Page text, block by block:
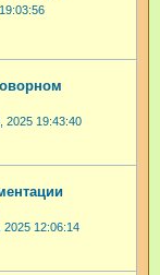
2025 19:43:40
2025 12:06:14